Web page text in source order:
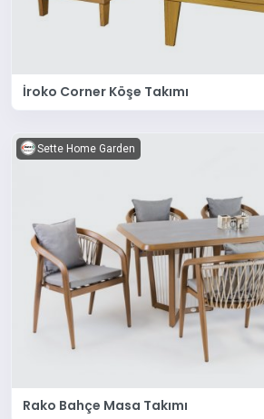
İroko Corner Köşe Takımı
Sette Home Garden
Rako Bahçe Masa Takımı